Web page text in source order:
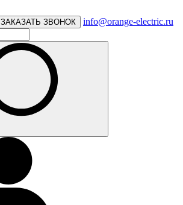
ЗАКАЗАТЬ ЗВОНОК info@orange-electric.ru